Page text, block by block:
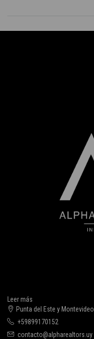
Leer más
Punta del Este y Montevideo
+59899170152
contacto@alpharealtors.uy